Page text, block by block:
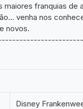
franquias de
venha nos
novos.
Disney